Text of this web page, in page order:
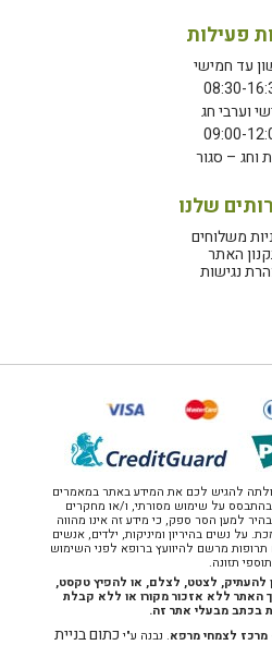
פעילות
עד חמישי
08:30-
וערבי חג
09:00-
וחג – סגור
שלנו
משלוחים
האתר
נגישות
להגיש לכם את המידע באתר במאמרים
בהתבסס על שימוש מסורתי, ו/או מחקרים
למען הסר ספק, כי מידע זה אינו מהווה
על נשים בהיריון ומיניקות, ילדים, אנשים
תרופות מרשם להיוועץ ברופא לפני השימוש
תזונה.
להעתיק, לצטט, לצלם, או להפיץ טקסט,
האתר ללא אזכור מקורו או ללא קבלת
בכתב מבעלי אתר זה.
לצמחי מרפא. נבנה ע"יכתום בניית